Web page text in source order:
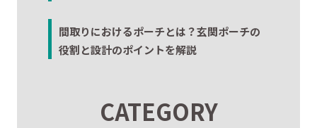
間取りにおけるポーチとは？玄関ポーチの
役割と設計のポイントを解説
CATEGORY